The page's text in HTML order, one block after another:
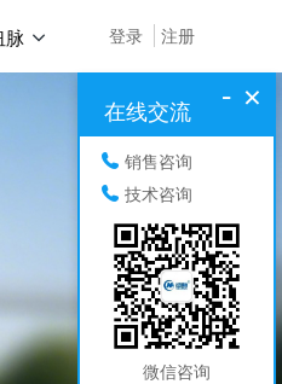
登录 注册
脉
×
-
在线交流
销售咨询
技术咨询
微信咨询